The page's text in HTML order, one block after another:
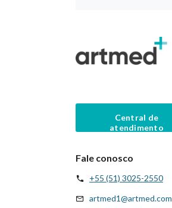
Central de
atendimento
Fale conosco
+55 (51) 3025-2550
artmed1@artmed.com